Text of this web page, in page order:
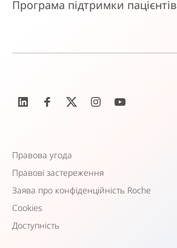
Програма підтримки пацієнтів
Правова угода
Правові застереження
Заява про конфіденційність Roche
Cookies
Доступність